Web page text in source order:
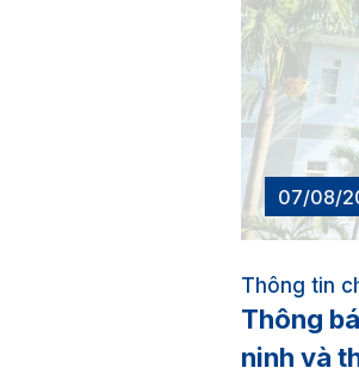
07/08/
Thông tin
Thông
ninh và